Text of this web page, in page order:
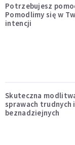
Potrzebujesz
Pomodlimy się w
intencji
Skuteczna
sprawach trudnych i
beznadziejnych